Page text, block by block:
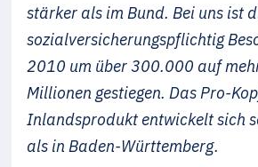
stärker als im Bund. Bei uns ist
sozialversicherungspflichtig
2010 um über 300.000 auf
Millionen gestiegen. Das Pro-
Inlandsprodukt entwickelt sich
als in Baden-Württemberg.